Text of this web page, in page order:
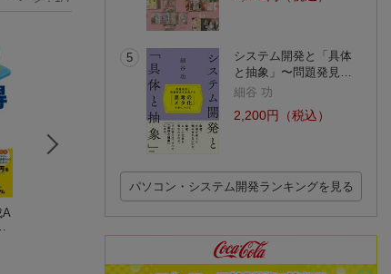
A
稼げるAI活用法 & AI
のド素人ですが、10
年後も仕事とお金に
(1件)
おかぴー
5
システム開発と「具体
と抽象」〜問題発見…
細谷 功
2,200円（税込）
パソコン・システム開発ランキングを見る